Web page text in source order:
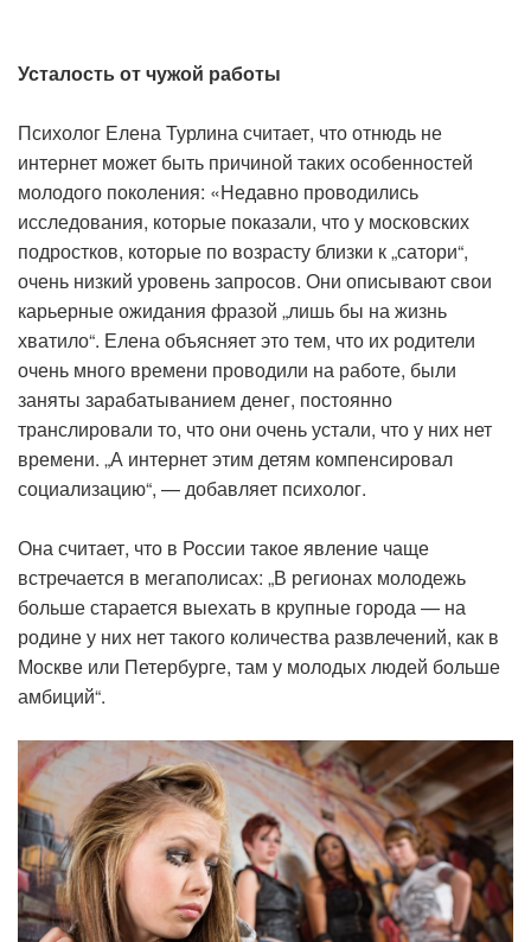
Усталость от чужой работы
Психолог Елена Турлина считает, что отнюдь не
интернет может быть причиной таких особенностей
молодого поколения: «Недавно проводились
исследования, которые показали, что у московских
подростков, которые по возрасту близки к „сатори“,
очень низкий уровень запросов. Они описывают свои
карьерные ожидания фразой „лишь бы на жизнь
хватило“. Елена объясняет это тем, что их родители
очень много времени проводили на работе, были
заняты зарабатыванием денег, постоянно
транслировали то, что они очень устали, что у них нет
времени. „А интернет этим детям компенсировал
социализацию“, — добавляет психолог.
Она считает, что в России такое явление чаще
встречается в мегаполисах: „В регионах молодежь
больше старается выехать в крупные города — на
родине у них нет такого количества развлечений, как в
Москве или Петербурге, там у молодых людей больше
амбиций“.